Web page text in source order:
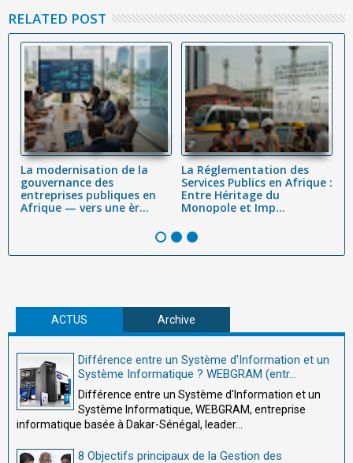
RELATED POST
La modernisation de la
gouvernance des
entreprises publiques en
Afrique — vers une èr...
La Réglementation des
Services Publics en Afrique :
Entre Héritage du
Monopole et Imp...
ACTUS Archive
Différence entre un Système d'Information et un
Système Informatique ? WEBGRAM (entr...
Différence entre un Système d'Information et un
Système Informatique, WEBGRAM, entreprise
informatique basée à Dakar-Sénégal, leader...
8 Objectifs principaux de la Gestion des